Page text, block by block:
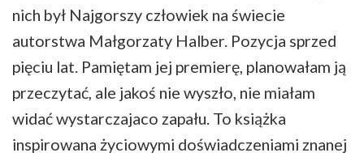
nich był Najgorszy człowiek na świecie
autorstwa Małgorzaty Halber. Pozycja sprzed
pięciu lat. Pamiętam jej premierę, planowałam ją
przeczytać, ale jakoś nie wyszło, nie miałam
widać wystarczajaco zapału. To książka
inspirowana życiowymi doświadczeniami znanej